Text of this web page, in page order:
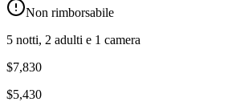
Non rimborsabile
5 notti, 2 adulti e 1 camera
$7,830
$5,430